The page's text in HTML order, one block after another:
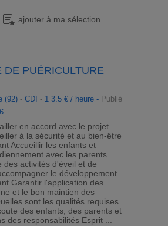
ajouter à ma sélection
DE PUÉRICULTURE
(92)- CDI - 1 3.5 € / heure - Publié
en accord avec le projet
à la sécurité et au bien-être
Accueillir les enfants et
avec les parents
des activités d'éveil et de
le développement
Garantir l'application des
et le bon maintien des
sont les qualités requises
des enfants, des parents et
des responsabilités Esprit ...